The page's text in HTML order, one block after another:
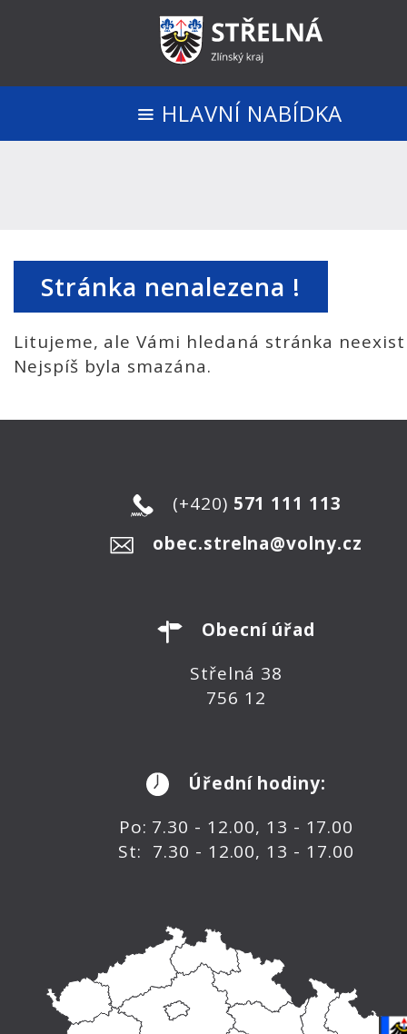
HLAVNÍ NABÍDKA
Stránka nenalezena !
Litujeme, ale Vámi hledaná stránka
Nejspíš byla smazána.
(+420) 571 111 113
obec.strelna@volny.cz
Obecní úřad
Střelná 38
756 12
Úřední hodiny:
Po: 7.30 - 12.00, 13 - 17.00
St: 7.30 - 12.00, 13 - 17.00